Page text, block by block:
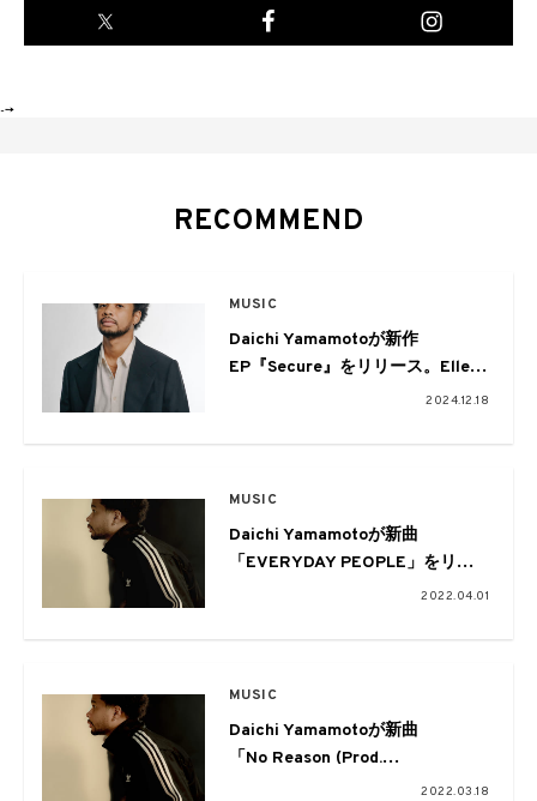
-->
RECOMMEND
MUSIC
Daichi Yamamotoが新作
EP『Secure』をリリース。Elle
Teresa、鈴木真海子が客演で参加
2024.12.18
MUSIC
Daichi Yamamotoが新曲
「EVERYDAY PEOPLE」をリリ
ース。プロデュースはJJJ2022.04.01
MUSIC
Daichi Yamamotoが新曲
「No Reason (Prod.
2022.03.18